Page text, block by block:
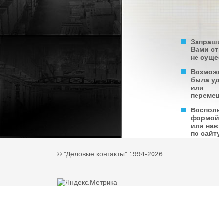
Вами
не
была
или
формой
или
по
© "Деловые контакты" 1994-2026